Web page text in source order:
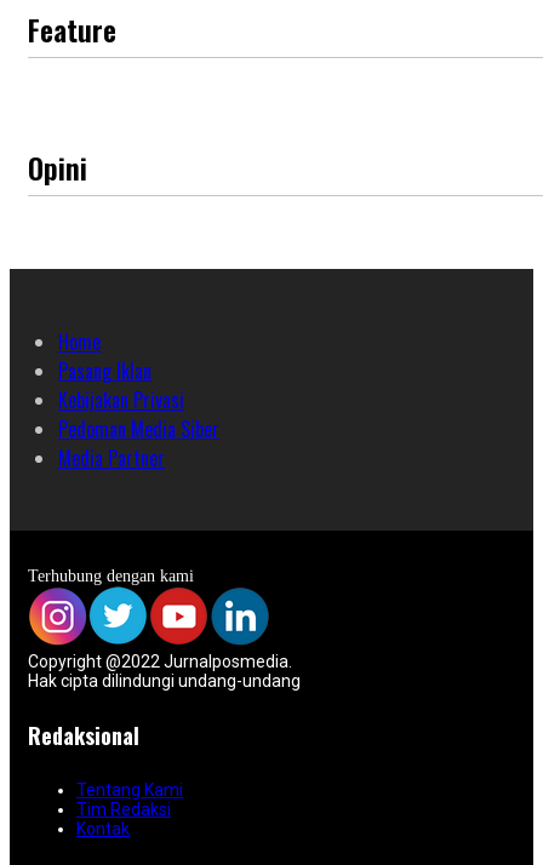
Feature
Opini
Home
Pasang Iklan
Kebijakan Privasi
Pedoman Media Siber
Media Partner
Terhubung dengan kami
Copyright @2022 Jurnalposmedia.
Hak cipta dilindungi undang-undang
Redaksional
Tentang Kami
Tim Redaksi
Kontak